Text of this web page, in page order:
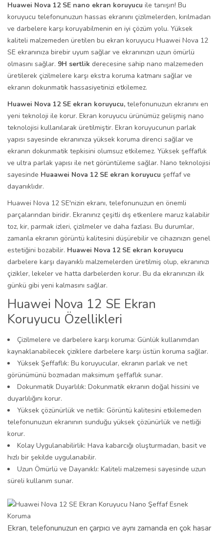
Huawei Nova 12 SE nano ekran koruyucu ile tanışın! Bu
koruyucu telefonunuzun hassas ekranını çizilmelerden, kırılmadan
ve darbelere karşı koruyabilmenin en iyi çözüm yolu. Yüksek
kaliteli malzemeden üretilen bu ekran koruyucu Huawei Nova 12
SE ekranınıza birebir uyum sağlar ve ekranınızın uzun ömürlü
olmasını sağlar. 9H sertlik derecesine sahip nano malzemeden
üretilerek çizilmelere karşı ekstra koruma katmanı sağlar ve
ekranın dokunmatik hassasiyetinizi etkilemez.
Huawei Nova 12 SE ekran koruyucu, telefonunuzun ekranını en
yeni teknoloji ile korur. Ekran koruyucu ürünümüz gelişmiş nano
teknolojisi kullanılarak üretilmiştir. Ekran koruyucunun parlak
yapısı sayesinde ekranınıza yüksek koruma direnci sağlar ve
ekranın dokunmatik tepkisini olumsuz etkilemez. Yüksek şeffaflık
ve ultra parlak yapısı ile net görüntüleme sağlar. Nano teknolojisi
sayesinde Huaawei Nova 12 SE ekran koruyucu şeffaf ve
dayanıklıdır.
Huawei Nova 12 SE'nizin ekranı, telefonunuzun en önemli
parçalarından biridir. Ekranınız çeşitli dış etkenlere maruz kalabilir
toz, kir, parmak izleri, çizilmeler ve daha fazlası. Bu durumlar,
zamanla ekranın görüntü kalitesini düşürebilir ve cihazınızın genel
estetiğini bozabilir. Huawei Nova 12 SE ekran koruyucu
darbelere karşı dayanıklı malzemelerden üretilmiş olup, ekranınızı
çizikler, lekeler ve hatta darbelerden korur. Bu da ekranınızın ilk
günkü gibi yeni kalmasını sağlar.
Huawei Nova 12 SE Ekran
Koruyucu Özellikleri
Çizilmelere ve darbelere karşı koruma: Günlük kullanımdan
kaynaklanabilecek çiziklere darbelere karşı üstün koruma sağlar.
Yüksek Şeffaflık: Bu koruyucular, ekranın parlak ve net
görünümünü bozmadan maksimum şeffaflık sunar.
Dokunmatik Duyarlılık: Dokunmatik ekranın doğal hissini ve
duyarlılığını korur.
Yüksek çözünürlük ve netlik: Görüntü kalitesini etkilemeden
telefonunuzun ekranının sunduğu yüksek çözünürlük ve netliği
korur.
Kolay Uygulanabilirlik: Hava kabarcığı oluşturmadan, basit ve
hızlı bir şekilde uygulanabilir.
Uzun Ömürlü ve Dayanıklı: Kaliteli malzemesi sayesinde uzun
süreli kullanım sunar.
Ekran, telefonunuzun en çarpıcı ve aynı zamanda en çok hasar